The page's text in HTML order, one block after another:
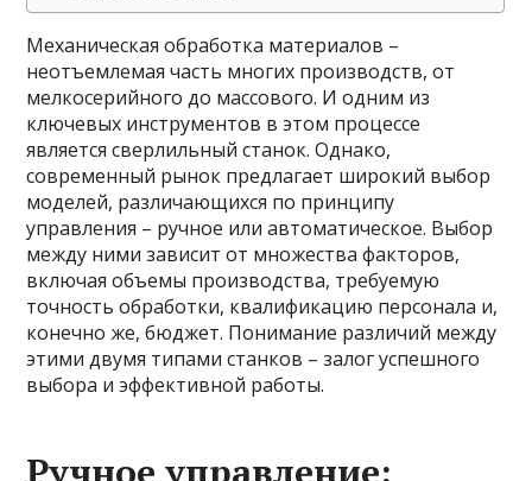
Механическая обработка материалов –
неотъемлемая часть многих производств, от
мелкосерийного до массового. И одним из
ключевых инструментов в этом процессе
является сверлильный станок. Однако,
современный рынок предлагает широкий выбор
моделей, различающихся по принципу
управления – ручное или автоматическое. Выбор
между ними зависит от множества факторов,
включая объемы производства, требуемую
точность обработки, квалификацию персонала и,
конечно же, бюджет. Понимание различий между
этими двумя типами станков – залог успешного
выбора и эффективной работы.
Ручное управление: